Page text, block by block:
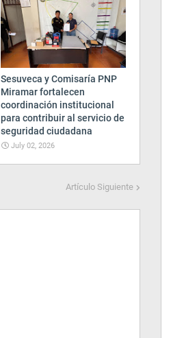
Sesuveca y Comisaría PNP
Miramar fortalecen
coordinación institucional
para contribuir al servicio de
seguridad ciudadana
July 02, 2026
Artículo Siguiente